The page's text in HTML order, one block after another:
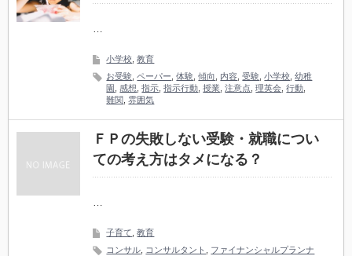
…
小学校 ,教育
お受験 ,ペーパー ,体験 ,傾向 内容 ,受験 ,小学校 ,幼稚
園
,感想 ,指示 ,指示行動 ,授業 ,注意点 ,理英会 ,行動
難関 ,雰囲気
ＦＰの失敗しない受験・就職につい
ての考え方はタメになる？
…
子育て ,教育
コンサル
コンサルタント
ファイナンシャルプランナ